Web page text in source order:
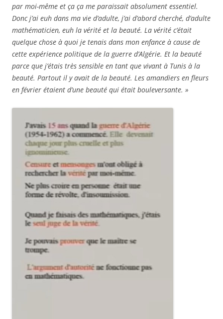
par moi-même et ça ça me paraissait absolument essentiel.
Donc j’ai euh dans ma vie d’adulte, j’ai d’abord cherché, d’adulte
mathématicien, euh la vérité et la beauté. La vérité c’était
quelque chose à quoi je tenais dans mon enfance à cause de
cette expérience politique de la guerre d’Algérie. Et la beauté
parce que j’étais très sensible en tant que vivant à Tunis à la
beauté. Partout il y avait de la beauté. Les amandiers en fleurs
en février étaient d’une beauté qui était bouleversante. »